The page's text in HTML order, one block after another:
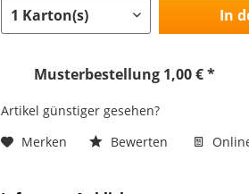
In
Musterbestellung 1,00 € *
Artikel günstiger gesehen?
Merken
Bewerten